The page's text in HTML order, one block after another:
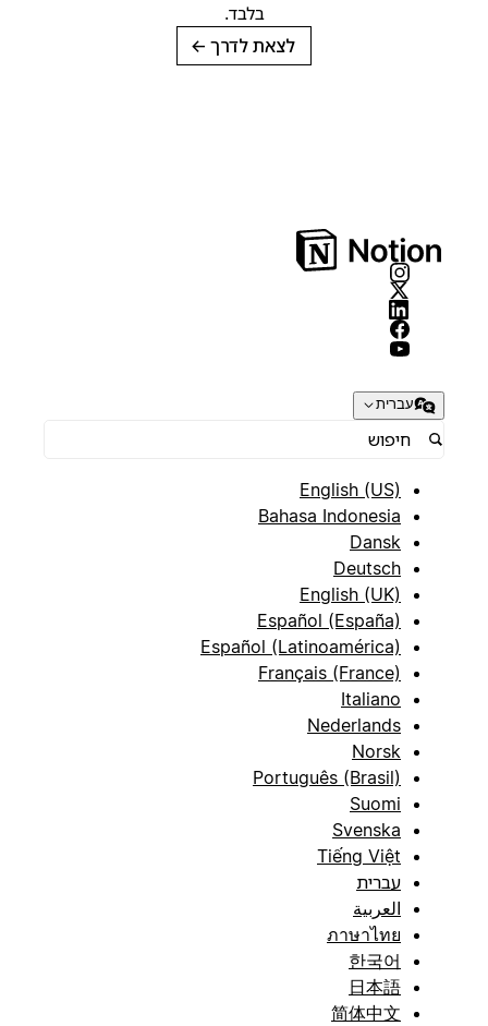
בלבד.
לצאת לדרך →
עברית
English (US)
Bahasa Indonesia
Dansk
Deutsch
English (UK)
Español (España)
Español (Latinoamérica)
Français (France)
Italiano
Nederlands
Norsk
Português (Brasil)
Suomi
Svenska
Tiếng Việt
עברית
العربية
ภาษาไทย
한국어
日本語
简体中文